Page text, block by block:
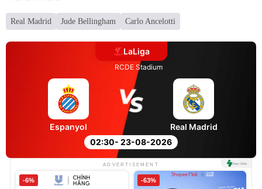
Real Madrid Jude Bellingham Carlo Ancelotti
LaLiga
RCDE Stadium
02:30- 23-08-2026
Espanyol Real Madrid
ADVERTISEMENT
-6% -63%